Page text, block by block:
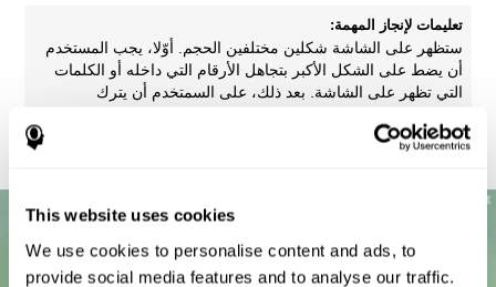
This website uses cookies
We use cookies to personalise content and ads, to
provide social media features and to analyse our traffic.
تعليمات لإنجاز المهمة:
ستظهر على الشاشة شكلين مختلفين الحجم. أوّلا، يجب المستخدم
أن يضط على الشكل الأكبر بتجاهل الأرقام التي داخله أو الكلمات
التي تظهر على الشاشة. بعد ذلك، على السمتخدم أن يترك
الأكبر بتجاهل الشكل.